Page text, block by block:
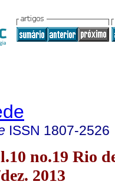
ISSN 1807-2526
no.19 Rio
2013